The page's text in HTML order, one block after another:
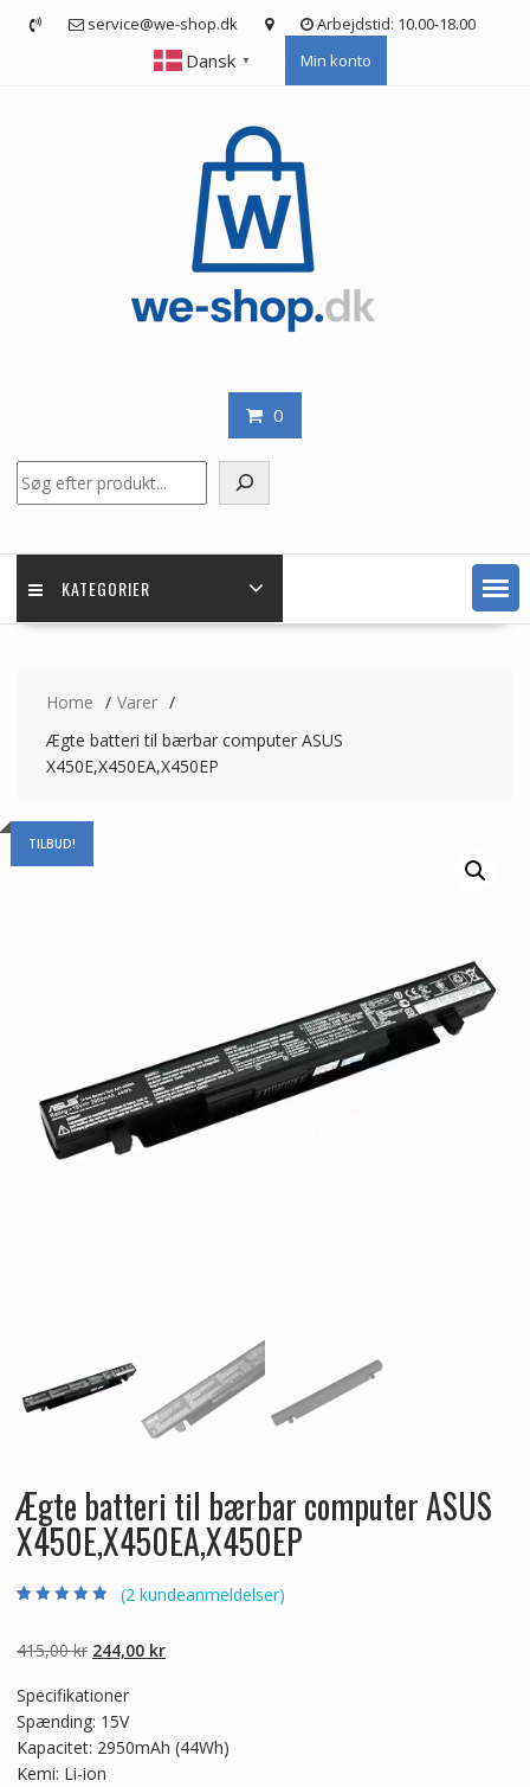
service@we-shop.dk Arbejdstid: 10.00-18.00
Dansk ▼ Min konto
0
KATEGORIER
Home
Varer
Ægte batteri til bærbar computer ASUS
X450E,X450EA,X450EP
TILBUD!
Ægte batteri til bærbar computer ASUS
X450E,X450EA,X450EP
baseret på
kundebedømme
(2 kundeanmeldelser)
415,00kr Den
pris
var:
415,00 kr.
244,00 krDen
244,00 kr.
Specifikationer
Spænding: 15V
Kapacitet: 2950mAh (44Wh)
Kemi: Li-ion